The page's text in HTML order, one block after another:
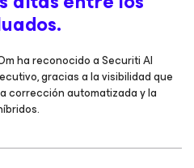
ha reconocido a Securiti AI
gracias a la visibilidad que
corrección automatizada y la